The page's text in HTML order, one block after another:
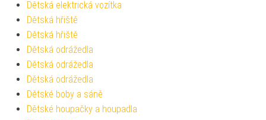
Dětská elektrická vozítka
Dětská hřiště
Dětská hřiště
Dětská odrážedla
Dětská odrážedla
Dětská odrážedla
Dětské boby a sáně
Dětské houpačky a houpadla